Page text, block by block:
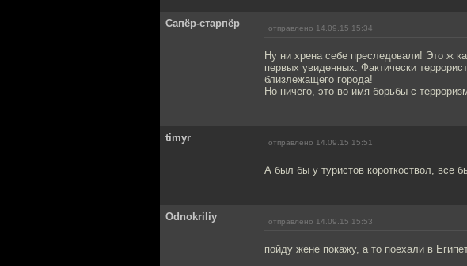
Сапёр-старпёр отправлено 14.09.15 15:34
Ну ни хрена себе преследовали! Это ж
первых увиденных. Фактически
близлежащего города!
Но ничего, это во имя борьбы с
timyr отправлено 14.09.15 15:51
А был бы у туристов короткоствол, все
Odnokriliy отправлено 14.09.15 15:53
пойду жене покажу, а то поехали в